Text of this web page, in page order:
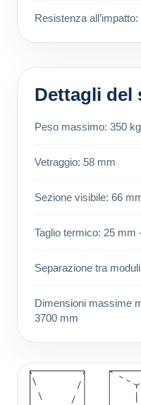
Resistenza
Dettagli del
Peso massimo: 350 kg
Vetraggio: 58 mm
Sezione visibile: 66
Taglio termico: 25 mm
Separazione tra
Dimensioni massime
3700 mm